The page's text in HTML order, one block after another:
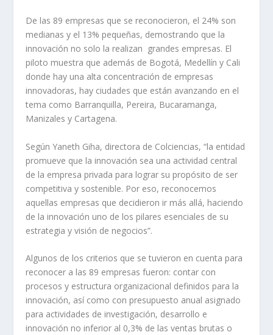
De las 89 empresas que se reconocieron, el 24% son
medianas y el 13% pequeñas, demostrando que la
innovación no solo la realizan grandes empresas. El
piloto muestra que además de Bogotá, Medellín y Cali
donde hay una alta concentración de empresas
innovadoras, hay ciudades que están avanzando en el
tema como Barranquilla, Pereira, Bucaramanga,
Manizales y Cartagena.
Según Yaneth Giha, directora de Colciencias, “la entidad
promueve que la innovación sea una actividad central
de la empresa privada para lograr su propósito de ser
competitiva y sostenible. Por eso, reconocemos
aquellas empresas que decidieron ir más allá, haciendo
de la innovación uno de los pilares esenciales de su
estrategia y visión de negocios”.
Algunos de los criterios que se tuvieron en cuenta para
reconocer a las 89 empresas fueron: contar con
procesos y estructura organizacional definidos para la
innovación, así como con presupuesto anual asignado
para actividades de investigación, desarrollo e
innovación no inferior al 0,3% de las ventas brutas o